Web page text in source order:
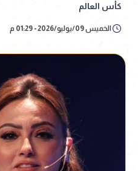
كأس العالم
الخميس 09/يوليو/2026 - 01:29 م